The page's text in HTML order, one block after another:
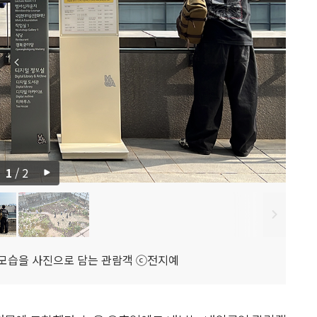
습을 사진으로 담는 관람객 ⓒ전지예
1 / 2